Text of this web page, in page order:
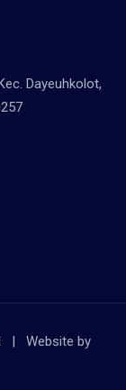
Dayeuhkolot,
| Website by